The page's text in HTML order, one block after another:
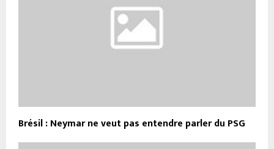
Brésil : Neymar ne veut pas entendre parler du PSG